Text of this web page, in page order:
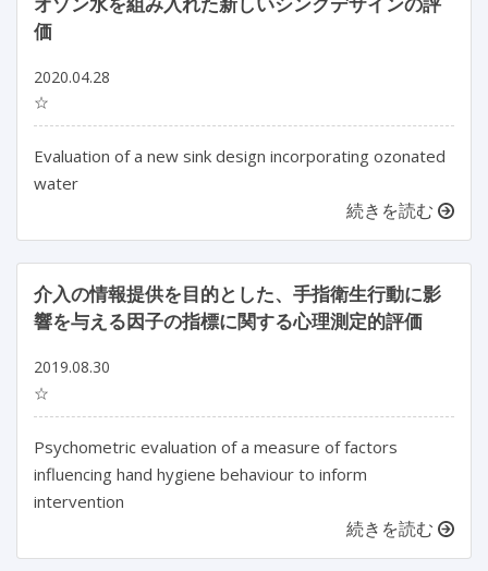
価
2020.04.28
☆
Evaluation of a new sink design incorporating ozonated
water
続きを読む
介入の情報提供を目的とした、手指衛生行動に影
響を与える因子の指標に関する心理測定的評価
2019.08.30
☆
Psychometric evaluation of a measure of factors
influencing hand hygiene behaviour to inform
intervention
続きを読む